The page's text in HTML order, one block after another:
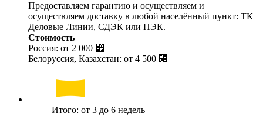
Предоставляем гарантию и осуществляем и
осуществляем доставку в любой населённый пункт: ТК
Деловые Линии, СДЭК или ПЭК.
Стоимость
Россия: от 2 000 ⃏
Белоруссия, Казахстан: от 4 500 ⃏
Итого: от 3 до 6 недель